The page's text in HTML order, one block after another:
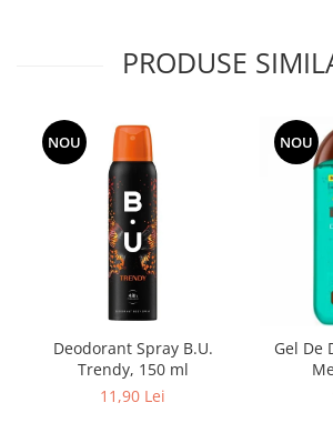
PRODUSE
NOU
Deodorant Spray B.U.
Trendy, 150 ml
11,90 Lei
NOU
Gel De